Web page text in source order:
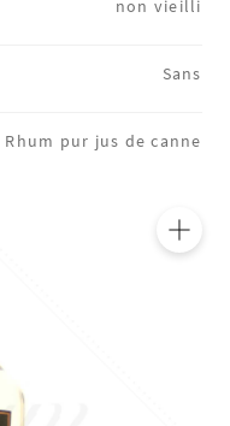
non vieilli
Sans
Rhum pur jus de canne